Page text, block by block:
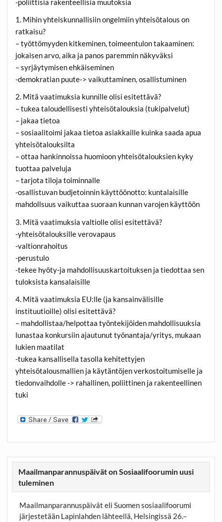
1. Mihin yhteiskunnallisiin ongelmiin yhteisötalous on
ratkaisu?
– työttömyyden kitkeminen, toimeentulon takaaminen:
jokaisen arvo, aika ja panos paremmin näkyväksi
– syrjäytymisen ehkäiseminen
-demokratian puute-> vaikuttaminen, osallistuminen
2. Mitä vaatimuksia kunnille olisi esitettävä?
– tukea taloudellisesti yhteisötalouksia (tukipalvelut)
– jakaa tietoa
– sosiaalitoimi jakaa tietoa asiakkaille kuinka saada apua
yhteisötalouksilta
– ottaa hankinnoissa huomioon yhteisötalouksien kyky
tuottaa palveluja
– tarjota tiloja toiminnalle
-osallistuvan budjetoinnin käyttöönotto: kuntalaisille
mahdollsuus vaikuttaa suoraan kunnan varojen käyttöön
3. Mitä vaatimuksia valtiolle olisi esitettävä?
-yhteisötalouksille verovapaus
-valtionrahoitus
-perustulo
-tekee hyöty-ja mahdollisuuskartoituksen ja tiedottaa sen
tuloksista kansalaisille
4. Mitä vaatimuksia EU:lle (ja kansainvälisille
instituutioille) olisi esitettävä?
– mahdollistaa/helpottaa työntekijöiden mahdollisuuksia
lunastaa konkursiin ajautunut työnantaja/yritys, mukaan
lukien maatilat
-tukea kansallisella tasolla kehitettyjen
yhteisötalousmallien ja käytäntöjen verkostoitumiselle ja
tiedonvaihdolle -> rahallinen, poliittinen ja rakenteellinen
tuki
Maailmanparannuspäivät on Sosiaalifoorumin uusi
tuleminen
Maailmanparannuspäivät eli Suomen sosiaalifoorumi
järjestetään Lapinlahden lähteellä, Helsingissä 26.–